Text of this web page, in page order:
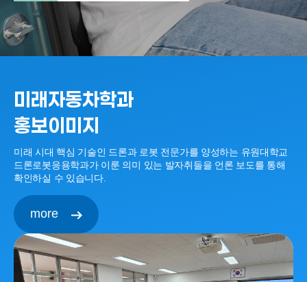
미래자동차학과
홍보이미지
미래 시대 핵심 기술인 드론과 로봇 전문가를 양성하는 유원대학교
드론로봇응용학과가 이룬 의미 있는 발자취들을 언론 보도를 통해
확인하실 수 있습니다.
more